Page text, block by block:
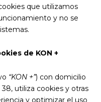
que utilizamos
y no se
de KON +
“KON +”) con domicilio
utiliza cookies y otras
y optimizar el uso